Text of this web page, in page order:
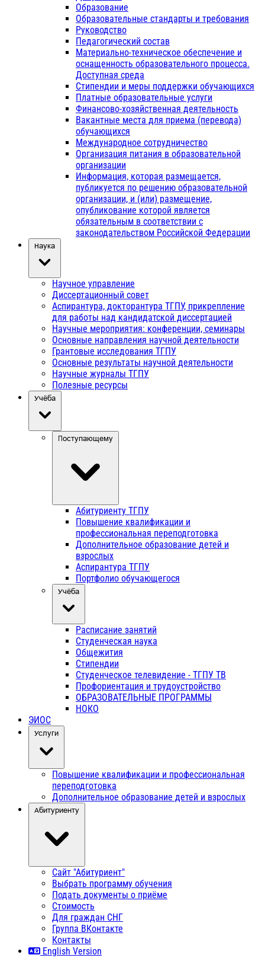
Образование
Образовательные стандарты и требования
Руководство
Педагогический состав
Материально-техническое обеспечение и
оснащенность образовательного процесса.
Доступная среда
Стипендии и меры поддержки обучающихся
Платные образовательные услуги
Финансово-хозяйственная деятельность
Вакантные места для приема (перевода)
обучающихся
Международное сотрудничество
Организация питания в образовательной
организации
Информация, которая размещается,
публикуется по решению образовательной
организации, и (или) размещение,
опубликование которой является
обязательным в соответствии с
законодательством Российской Федерации
Наука
Научное управление
Диссертационный совет
Аспирантура, докторантура ТГПУ, прикрепление
для работы над кандидатской диссертацией
Научные мероприятия: конференции, семинары
Основные направления научной деятельности
Грантовые исследования ТГПУ
Основные результаты научной деятельности
Научные журналы ТГПУ
Полезные ресурсы
Учёба
Поступающему
Абитуриенту ТГПУ
Повышение квалификации и
профессиональная переподготовка
Дополнительное образование детей и
взрослых
Аспирантура ТГПУ
Портфолио обучающегося
Учёба
Расписание занятий
Студенческая наука
Общежития
Стипендии
Студенческое телевидение - ТГПУ ТВ
Профориентация и трудоустройство
ОБРАЗОВАТЕЛЬНЫЕ ПРОГРАММЫ
НОКО
ЭИОС
Услуги
Повышение квалификации и профессиональная
переподготовка
Дополнительное образование детей и взрослых
Абитуриенту
Сайт "Абитуриент"
Выбрать программу обучения
Подать документы о приёме
Стоимость
Для граждан СНГ
Группа ВКонтакте
Контакты
English Version